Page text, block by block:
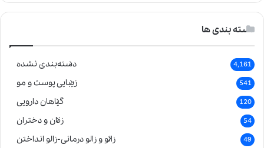
دسته بندی ها
دسته‌بندی نشده 4,161
زیبایی پوست و مو 541
گیاهان دارویی 120
زنان و دختران 54
زالو و زالو درمانی-زالو انداختن 49